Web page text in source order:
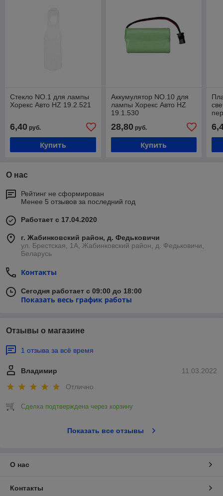
Стекло NO.1 для лампы
Хорекс Авто HZ 19.2.521
6,40 руб.
Купить
Аккумулятор NO.10 для
лампы Хорекс Авто HZ
19.1.530
28,80руб.
Купить
О нас
Рейтинг не сформирован
Менее 5 отзывов за последний год
Работает с 17.04.2020
г. Жабинковский район, д. Федьковичи
ул. Брестская, 1А, Жабинковский район, д. Федьковичи,
Беларусь
Контакты
Сегодня работает с 09:00 до 18:00
Показать весь график работы
Отзывы о магазине
1 отзыва за всё время
11.03.2022
Владимир
Отлично
Сделка подтверждена через корзину
Показать все отзывы
О нас
Контакты